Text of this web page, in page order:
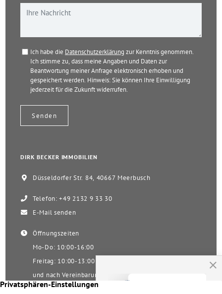
Ich habe die Datenschutzerklärung zur Kenntnis genommen.
Ich stimme zu, dass meine Angaben und Daten zur
Beantwortung meiner Anfrage elektronisch erhoben und
gespeichert werden. Hinweis: Sie können Ihre Einwilligung
jederzeit für die Zukunft widerrufen.
DIRK BECKER IMMOBILIEN
Düsseldorfer Str. 84, 40667 Meerbusch
Telefon: +49 2132 9 33 30
E-Mail senden
Öffnungszeiten
Mo-Do: 10:00-16:00
Freitag: 10:00-13:00
und nach Vereinbarung
Samstag nach Vereinbarung!